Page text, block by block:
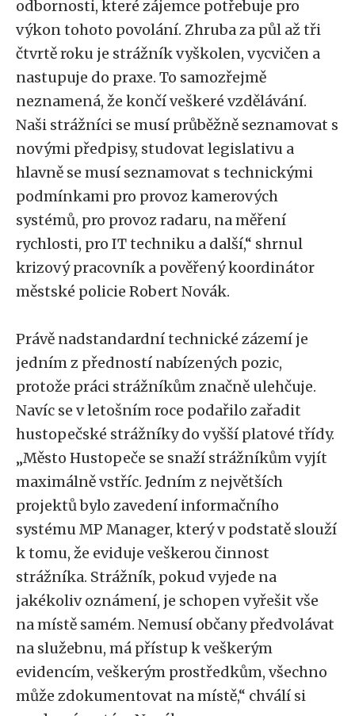
odbornosti, které zájemce potřebuje pro
výkon tohoto povolání. Zhruba za půl až tři
čtvrtě roku je strážník vyškolen, vycvičen a
nastupuje do praxe. To samozřejmě
neznamená, že končí veškeré vzdělávání.
Naši strážníci se musí průběžně seznamovat s
novými předpisy, studovat legislativu a
hlavně se musí seznamovat s technickými
podmínkami pro provoz kamerových
systémů, pro provoz radaru, na měření
rychlosti, pro IT techniku a další,“ shrnul
krizový pracovník a pověřený koordinátor
městské policie Robert Novák.
Právě nadstandardní technické zázemí je
jedním z předností nabízených pozic,
protože práci strážníkům značně ulehčuje.
Navíc se v letošním roce podařilo zařadit
hustopečské strážníky do vyšší platové třídy.
„Město Hustopeče se snaží strážníkům vyjít
maximálně vstříc. Jedním z největších
projektů bylo zavedení informačního
systému MP Manager, který v podstatě slouží
k tomu, že eviduje veškerou činnost
strážníka. Strážník, pokud vyjede na
jakékoliv oznámení, je schopen vyřešit vše
na místě samém. Nemusí občany předvolávat
na služebnu, má přístup k veškerým
evidencím, veškerým prostředkům, všechno
může zdokumentovat na místě,“ chválí si